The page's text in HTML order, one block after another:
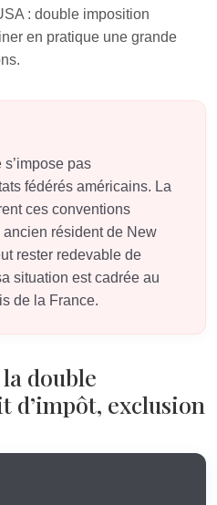
: double imposition
en pratique une grande
pas
fédérés américains. La
ces conventions
résident de New
rester redevable de
situation est cadrée au
de la France.
double
exclusion